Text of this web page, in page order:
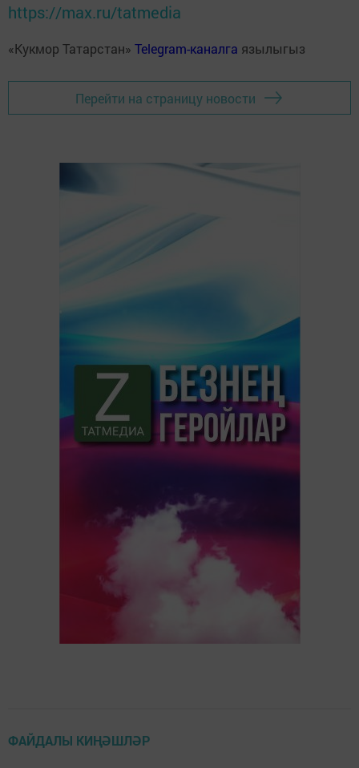
https://max.ru/tatmedia
«Кукмор Татарстан» Telegram-каналга язылыгыз
Перейти на страницу новости
ФАЙДАЛЫ КИҢӘШЛӘР